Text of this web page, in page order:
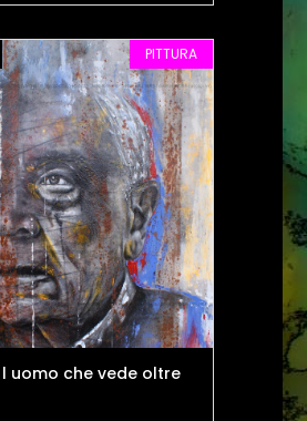
PITTURA
uomo che vede oltre